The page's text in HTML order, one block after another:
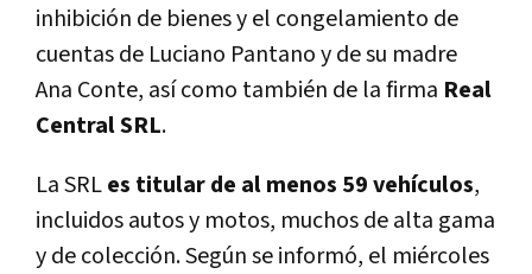
inhibición de bienes y el congelamiento de
cuentas de Luciano Pantano y de su madre
Ana Conte, así como también de la firma Real
Central SRL.
La SRLes titular de al menos 59 vehículos,
incluidos autos y motos, muchos de alta gama
y de colección. Según se informó, el miércoles